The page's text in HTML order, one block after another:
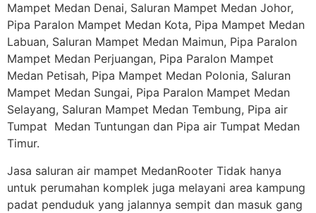
Mampet Medan Denai, Saluran Mampet Medan Johor,
Pipa Paralon Mampet Medan Kota, Pipa Mampet Medan
Labuan, Saluran Mampet Medan Maimun, Pipa Paralon
Mampet Medan Perjuangan, Pipa Paralon Mampet
Medan Petisah, Pipa Mampet Medan Polonia, Saluran
Mampet Medan Sungai, Pipa Paralon Mampet Medan
Selayang, Saluran Mampet Medan Tembung, Pipa air
Tumpat Medan Tuntungan dan Pipa air Tumpat Medan
Timur.
Jasa saluran air mampet MedanRooter Tidak hanya
untuk perumahan komplek juga melayani area kampung
padat penduduk yang jalannya sempit dan masuk gang